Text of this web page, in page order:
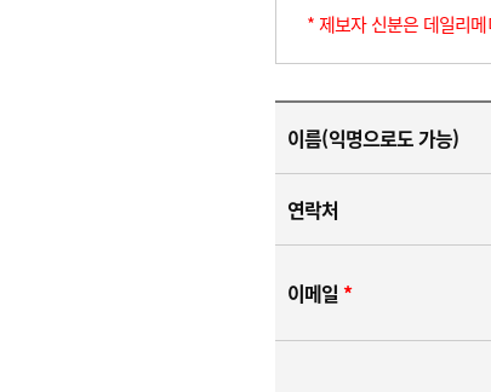
* 제보자 신분은 데일리
이름(익명으로도 가능)
연락처
이메일 *